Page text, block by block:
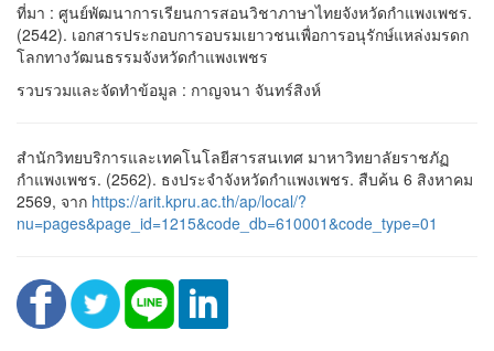
ที่มา : ศูนย์พัฒนาการเรียนการสอนวิชาภาษาไทยจังหวัดกำแพงเพชร.
(2542). เอกสารประกอบการอบรมเยาวชนเพื่อการอนุรักษ์แหล่งมรดก
โลกทางวัฒนธรรมจังหวัดกำแพงเพชร
รวบรวมและจัดทำข้อมูล : กาญจนา จันทร์สิงห์
สำนักวิทยบริการและเทคโนโลยีสารสนเทศ มาหาวิทยาลัยราชภัฏ
กำแพงเพชร. (2562). ธงประจำจังหวัดกำแพงเพชร. สืบค้น 6 สิงหาคม
2569, จาก https://arit.kpru.ac.th/ap/local/?
nu=pages&page_id=1215&code_db=610001&code_type=01